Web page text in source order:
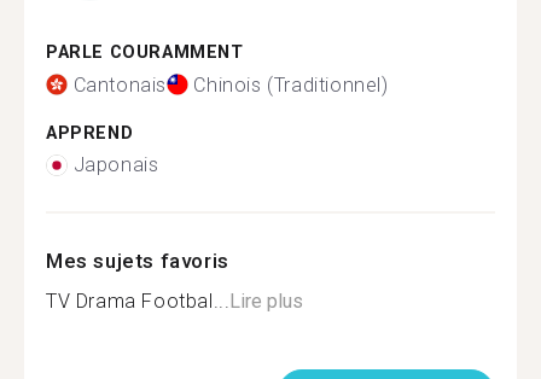
PARLE COURAMMENT
Cantonais Chinois (Traditionnel)
APPREND
Japonais
Mes sujets favoris
TV Drama Footbal...Lire plus